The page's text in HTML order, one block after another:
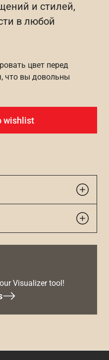
и стилей,
в любой
цвет перед
что вы довольны
wishlist
Visualizer tool!